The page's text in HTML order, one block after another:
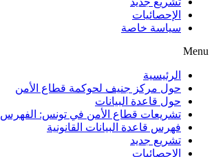
الإحصائيات
سياسة خاصة
Menu
الرئيسية
حول مركز جنيف لحوكمة قطاع الأمن
حول قاعدة البيانات
تشريعات قطاع الأمن في تونس: الفهرس 1956-2011
فهرس قاعدة البيانات القانونية
تشريع جديد
الإحصائيات